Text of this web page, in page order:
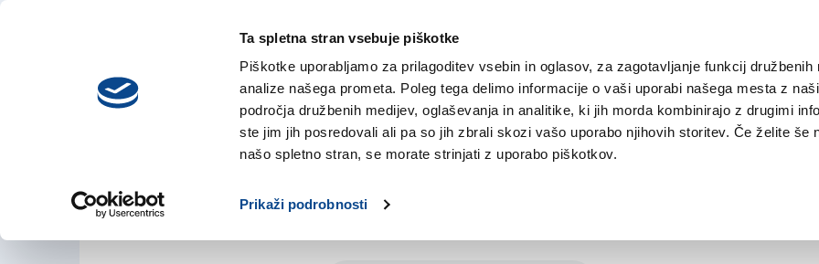
Ta spletna stran vsebuje piškotke
Piškotke uporabljamo za prilagoditev vsebin in oglasov, za zagotavljanje funkcij družbenih
analize našega prometa. Poleg tega delimo informacije o vaši uporabi našega mesta z
področja družbenih medijev, oglaševanja in analitike, ki jih morda kombinirajo z drugimi
ste jim jih posredovali ali pa so jih zbrali skozi vašo uporabo njihovih storitev. Če želite še
našo spletno stran, se morate strinjati z uporabo piškotkov.
Prikaži podrobnosti
sreda,
5. avgusta 2026
NOVICE TRŽAŠKA GORIŠKA KULTURA ŠPORT ŠE
VIRUS IN CEPIVA: Vojna brez municije